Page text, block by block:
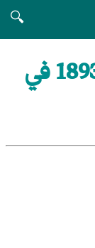
🔍
فهرس:تأسيسات سنة 1893 في